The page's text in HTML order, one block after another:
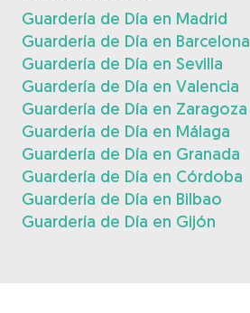
Guardería de Día en Madrid
Guardería de Día en Barcelona
Guardería de Día en Sevilla
Guardería de Día en Valencia
Guardería de Día en Zaragoza
Guardería de Día en Málaga
Guardería de Día en Granada
Guardería de Día en Córdoba
Guardería de Día en Bilbao
Guardería de Día en Gijón